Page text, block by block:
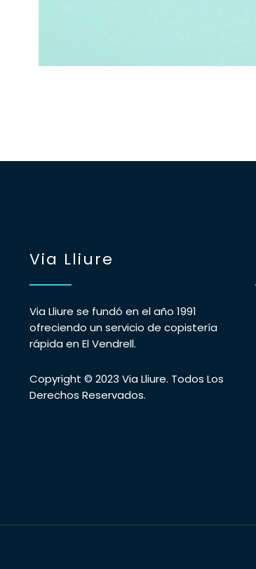
Via Lliure
Via Lliure se fundó en el año 1991
ofreciendo un servicio de copistería
rápida en El Vendrell.
Copyright © 2023 Via Lliure. Todos Los
Derechos Reservados.